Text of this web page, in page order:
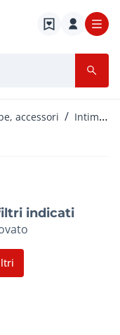
accessori Intimo e costumi da bagno da donna
indicati